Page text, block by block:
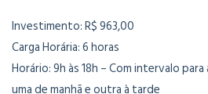
Investimento: R$ 963,00
Carga Horária: 6 horas
Horário: 9h às 18h – Com intervalo
uma de manhã e outra à tarde